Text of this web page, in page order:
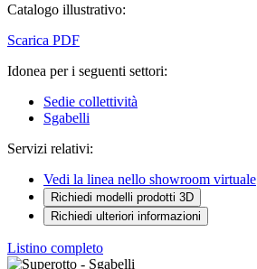
Catalogo illustrativo:
Scarica PDF
Idonea per i seguenti settori:
Sedie collettività
Sgabelli
Servizi relativi:
Vedi la linea nello showroom virtuale
Richiedi modelli prodotti 3D
Richiedi ulteriori informazioni
Listino completo